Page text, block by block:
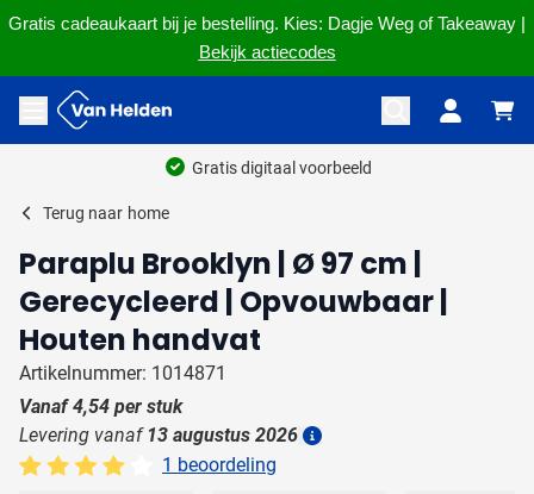
Gratis cadeaukaart bij je bestelling. Kies: Dagje Weg of Takeaway |
Bekijk actiecodes
Ga naar de inhoud
Menu openen
Gratis digitaal voorbeeld
Terug naar home
Paraplu Brooklyn | Ø 97 cm |
Gerecycleerd | Opvouwbaar |
Houten handvat
Artikelnummer: 1014871
Vanaf4,54 per stuk
Levering vanaf 13 augustus 2026
1 beoordeling